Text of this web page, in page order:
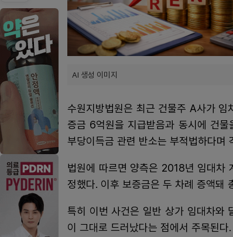
AI 생성 이미지
수원지방법원은 최근 건물주 A사가
증금 6억원을 지급받음과 동시에 건
부당이득금 관련 반소는 부적법하다며
법원에 따르면 양측은 2018년 임대차
정했다. 이후 보증금은 두 차례 증액돼
특히 이번 사건은 일반 상가 임대차와
이 그대로 드러났다는 점에서 주목된다.